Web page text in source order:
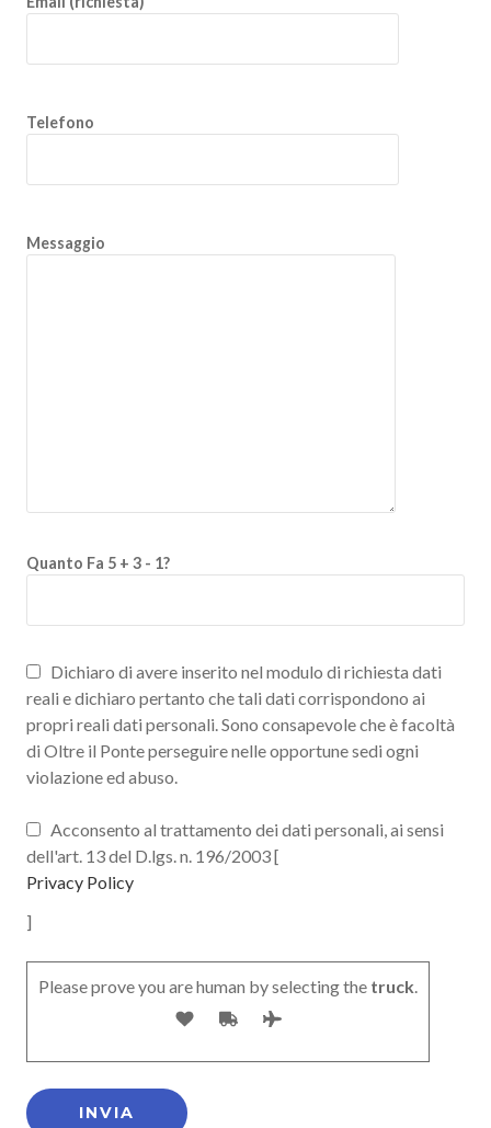
Telefono
Messaggio
Quanto Fa 5 + 3 - 1?
Dichiaro di avere inserito nel modulo di richiesta dati
reali e dichiaro pertanto che tali dati corrispondono ai
propri reali dati personali. Sono consapevole che è facoltà
di Oltre il Ponte perseguire nelle opportune sedi ogni
violazione ed abuso.
Acconsento al trattamento dei dati personali, ai sensi
dell'art. 13 del D.lgs. n. 196/2003 [
Privacy Policy
]
Please prove you are human by selecting the truck.